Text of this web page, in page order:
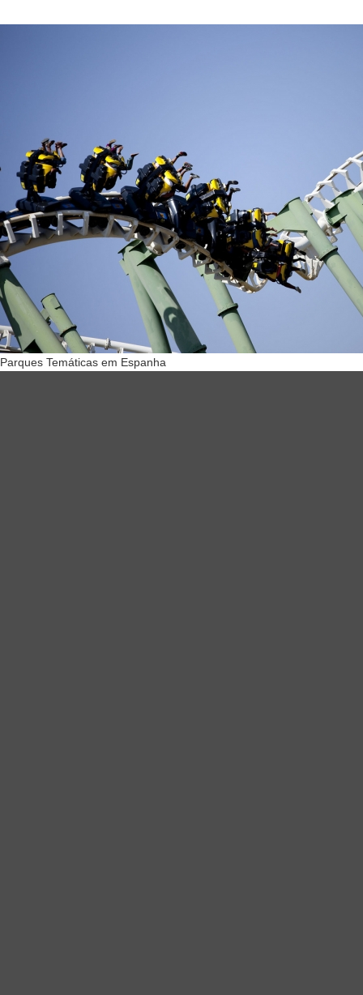
Parques Temáticas em Espanha